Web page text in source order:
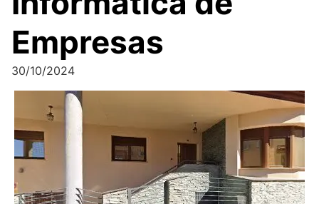
Empresas
30/10/2024